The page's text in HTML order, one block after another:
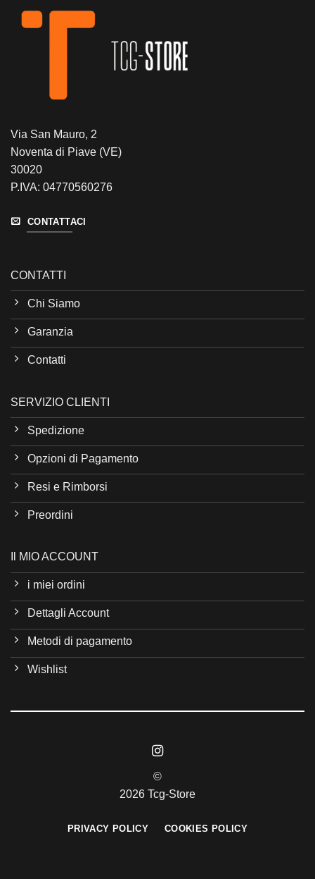
Via San Mauro, 2
Noventa di Piave (VE)
30020
P.IVA: 04770560276
CONTATTACI
CONTATTI
Chi Siamo
Garanzia
Contatti
SERVIZIO CLIENTI
Spedizione
Opzioni di Pagamento
Resi e Rimborsi
Preordini
Il MIO ACCOUNT
i miei ordini
Dettagli Account
Metodi di pagamento
Wishlist
©
2026 Tcg-Store
PRIVACY POLICY COOKIES POLICY